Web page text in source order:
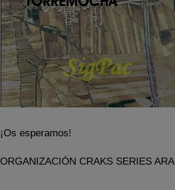
¡Os esperamos!
ORGANIZACIÓN CRAKS SERIES